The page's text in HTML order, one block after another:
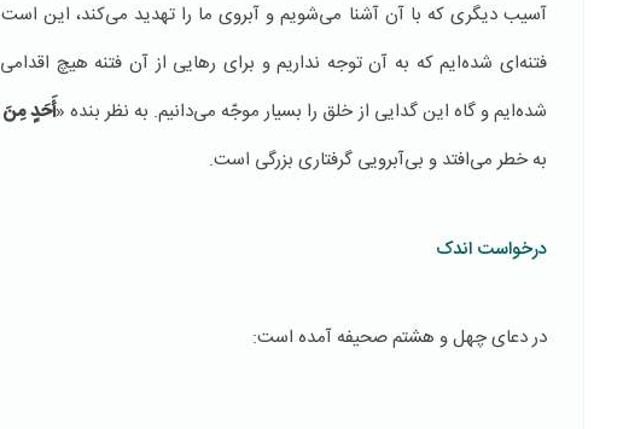
آسیب دیگری که با آن آشنا می‌شویم و آبروی ما را تهدید می‌کند، این
فتنه‌ای شده‌ایم که به آن توجه نداریم و برای رهایی از آن فتنه هیچ
شده‌ایم و گاه این گدایی از خلق را بسیار موجّه می‌دانیم. به نظر بنده «أَحَدٍ مِنَ
به خطر می‌افتد و بی‌آبرویی گرفتاری بزرگی است.
درخواست اندک
در دعای چهل و هشتم صحیفه آمده است: